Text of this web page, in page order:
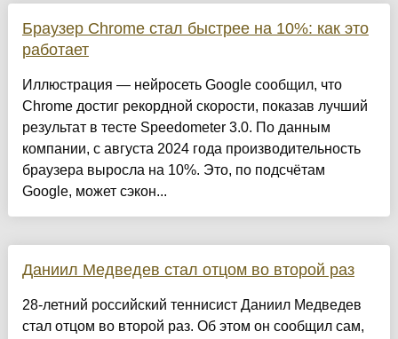
Браузер Chrome стал быстрее на 10%: как это
работает
Иллюстрация — нейросеть Google сообщил, что
Chrome достиг рекордной скорости, показав лучший
результат в тесте Speedometer 3.0. По данным
компании, с августа 2024 года производительность
браузера выросла на 10%. Это, по подсчётам
Google, может сэкон...
Даниил Медведев стал отцом во второй раз
28-летний российский теннисист Даниил Медведев
стал отцом во второй раз. Об этом он сообщил сам,